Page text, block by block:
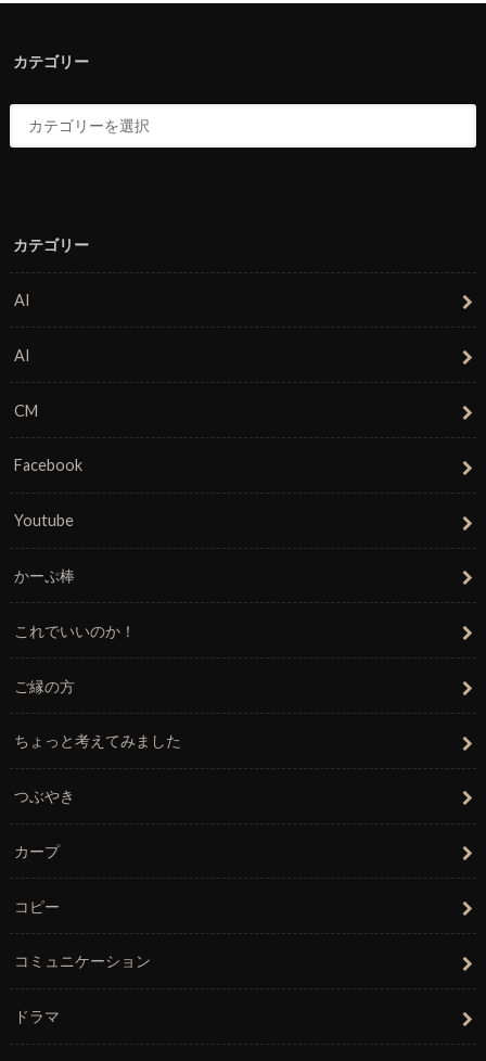
カテゴリー
カテゴリー
AI
AI
CM
Facebook
Youtube
かーぷ棒
これでいいのか！
ご縁の方
ちょっと考えてみました
つぶやき
カープ
コピー
コミュニケーション
ドラマ